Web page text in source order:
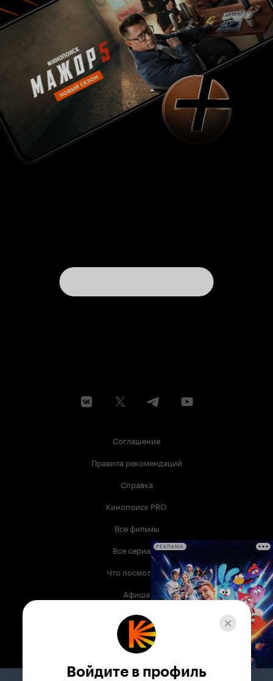
Соглашение
Правила рекомендаций
Справка
Кинопоиск PRO
Все фильмы
Все сериалы
Что посмотреть
Афиша
Музыка
Телепрограмма
РЕКЛАМА
Войдите в профиль